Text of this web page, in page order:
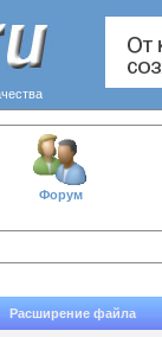
Форум
Расширение файла